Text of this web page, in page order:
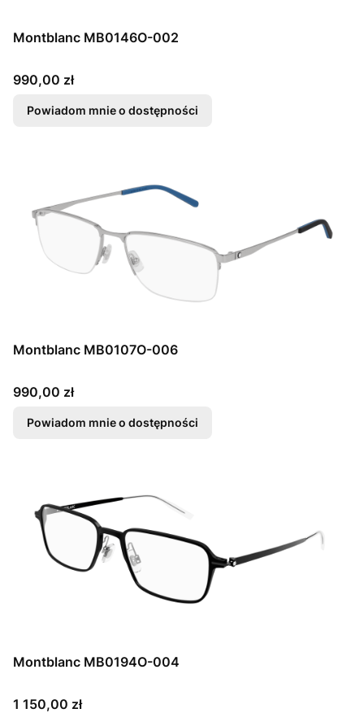
Montblanc MB0146O-002
Cena
990,00 zł
Powiadom mnie o dostępności
Montblanc MB0107O-006
Cena
990,00 zł
Powiadom mnie o dostępności
Montblanc MB0194O-004
Cena
1 150,00 zł